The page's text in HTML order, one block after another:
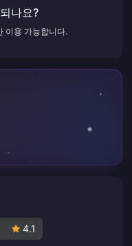
나요?
이용 가능합니다.
4.1